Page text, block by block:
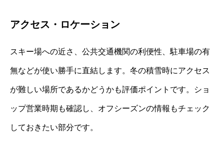
アクセス・ロケーション
スキー場への近さ、公共交通機関の利便性、駐車場の有
無などが使い勝手に直結します。冬の積雪時にアクセス
が難しい場所であるかどうかも評価ポイントです。ショ
ップ営業時期も確認し、オフシーズンの情報もチェック
しておきたい部分です。